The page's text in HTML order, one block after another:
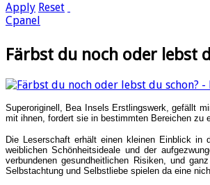
Apply Reset
Cpanel
Färbst du noch oder lebst
Superoriginell, Bea Insels Erstlingswerk, gefällt
mit ihnen, fordert sie in bestimmten Bereichen zu
Die Leserschaft erhält einen kleinen Einblick in
weiblichen Schönheitsideale und der
verbundenen gesundheitlichen Risiken, und
Selbstachtung und Selbstliebe spielen da eine